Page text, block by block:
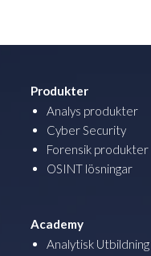
Produkter
Analys produkter
Cyber Security
Forensik produkter
OSINT lösningar
Academy
Analytisk Utbildning